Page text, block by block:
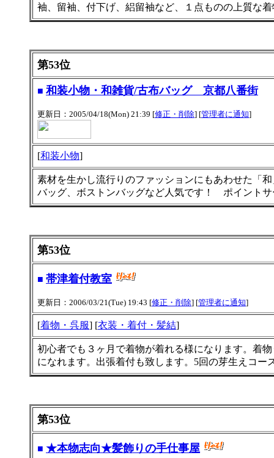
袖、留袖、付下げ、絽留袖など、１点ものの上質な
第53位
■ 和装小物・和雑貨/古布バッグ 京都八番街
更新日：2005/04/18(Mon) 21:39 [修正・削除] [管理者に通知]
[和装小物]
素材を生かし流行りのファッションにもあわせた「
バッグ、ボストンバッグなど人気です！ ポイント
第53位
■ 帯津着付教室
更新日：2006/03/21(Tue) 19:43 [修正・削除] [管理者に通知]
[着物・呉服] [衣装・着付・髪結]
初心者でも３ヶ月で着物が着れる様になります。着
になれます。出張着付も致します。5回の芽生えコー
第53位
■ ★本物志向★髪飾りの手仕事屋